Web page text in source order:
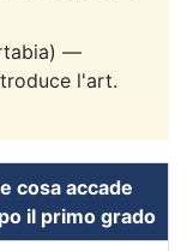
—
l'art.
cosa accade
il primo grado